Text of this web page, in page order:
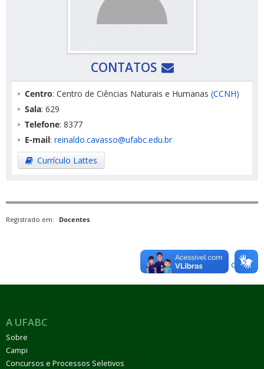
CONTATOS
Centro: Centro de Ciências Naturais e Humanas (CCNH)
Sala: 629
Telefone: 8377
E-mail: reinaldo.cavasso@ufabc.edu.br
Currículo Lattes
Registrado em: Docentes
Voltar para o topo
A UFABC
Sobre
Campi
Concursos e Processos Seletivos